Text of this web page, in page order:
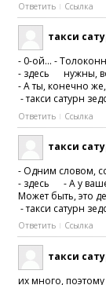
Ответить Ссылка
такси
- 0-ой... -
- здесь нужны,
- А ты, конечно
- такси сатурн
Ответить Ссылка
такси
- Одним словом,
- здесь - А у
Может быть, это
- такси сатурн
Ответить Ссылка
такси
их много,